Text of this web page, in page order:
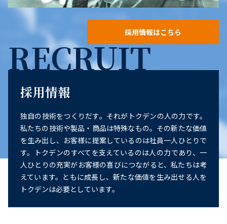
採用情報はこちら
RECRUIT
採用情報
独自の技術をつくりだす。それがトクデンの人の力です。
私たちの技術や製品・商品は特殊なもの。その新たな価値
を生み出し、お客様に提案しているのは社員一人ひとりで
す。トクデンのすべてを支えているのは人の力であり、一
人ひとりの充実がお客様の喜びにつながると、私たちは考
えています。ともに成長し、新たな価値を生み出せる人を
トクデンは必要としています。